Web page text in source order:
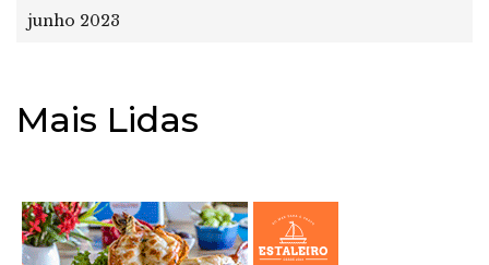
junho 2023
Mais Lidas